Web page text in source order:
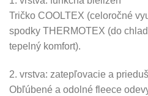
Tričko COOLTEX (celoročné
spodky THERMOTEX (do
tepelný komfort).
2. vrstva: zatepľovacie a
Obľúbené a odolné fleece